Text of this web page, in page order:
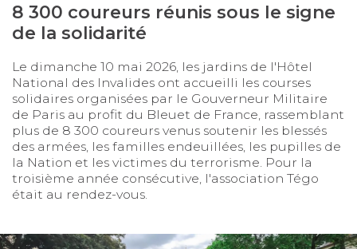
8 300 coureurs réunis sous le signe
de la solidarité
Le dimanche 10 mai 2026, les jardins de l'Hôtel
National des Invalides ont accueilli les courses
solidaires organisées par le Gouverneur Militaire
de Paris au profit du Bleuet de France, rassemblant
plus de 8 300 coureurs venus soutenir les blessés
des armées, les familles endeuillées, les pupilles de
la Nation et les victimes du terrorisme. Pour la
troisième année consécutive, l'association Tégo
était au rendez-vous.